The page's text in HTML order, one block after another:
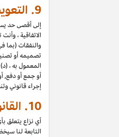
9.
إلى أقصى حد
الاتفاقية ،
والنفقات (بما
تصميمه أو
المعمول به ،
أو جمع أو دفع,
إجراء قانوني
10.
أي نزاع يتعلق
التابعة لنا